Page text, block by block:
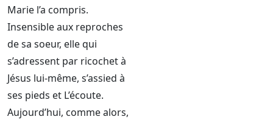
Marie l’a compris.
Insensible aux reproches
de sa soeur, elle qui
s’adressent par ricochet à
Jésus lui-même, s’assied à
ses pieds et L’écoute.
Aujourd’hui, comme alors,